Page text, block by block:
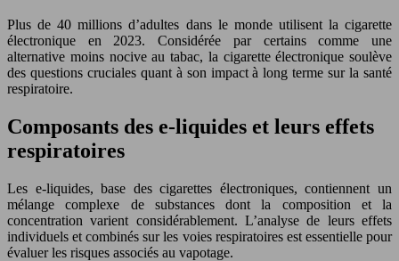
Plus de 40 millions d’adultes dans le monde utilisent la cigarette
électronique en 2023. Considérée par certains comme une
alternative moins nocive au tabac, la cigarette électronique soulève
des questions cruciales quant à son impact à long terme sur la santé
respiratoire.
Composants des e-liquides et leurs effets
respiratoires
Les e-liquides, base des cigarettes électroniques, contiennent un
mélange complexe de substances dont la composition et la
concentration varient considérablement. L’analyse de leurs effets
individuels et combinés sur les voies respiratoires est essentielle pour
évaluer les risques associés au vapotage.